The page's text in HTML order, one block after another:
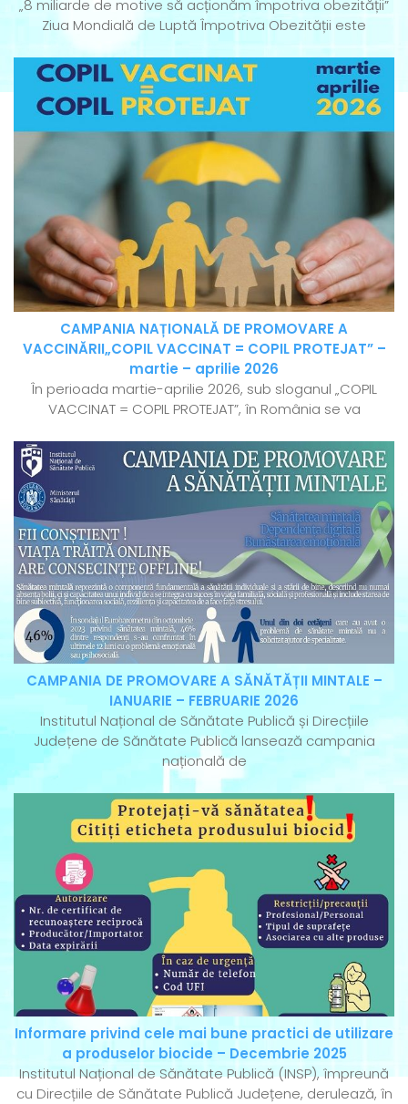
„8 miliarde de motive să acționăm împotriva obezității”
Ziua Mondială de Luptă Împotriva Obezității este
CAMPANIA NAȚIONALĂ DE PROMOVARE A
VACCINĂRII„COPIL VACCINAT = COPIL PROTEJAT” –
martie – aprilie 2026
În perioada martie-aprilie 2026, sub sloganul „COPIL
VACCINAT = COPIL PROTEJAT”, în România se va
CAMPANIA DE PROMOVARE A SĂNĂTĂȚII MINTALE –
IANUARIE – FEBRUARIE 2026
Institutul Național de Sănătate Publică și Direcțiile
Județene de Sănătate Publică lansează campania
națională de
Informare privind cele mai bune practici de utilizare
a produselor biocide – Decembrie 2025
Institutul Național de Sănătate Publică (INSP), împreună
cu Direcțiile de Sănătate Publică Județene, derulează, în